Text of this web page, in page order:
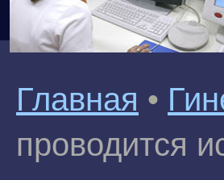
Главная •
проводится